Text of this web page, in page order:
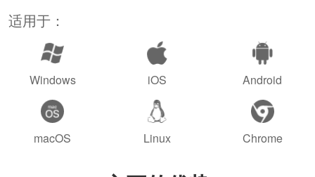
适用于：
Windows iOS Android
macOS Linux Chrome